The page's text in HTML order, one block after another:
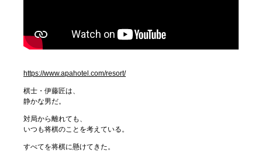
https://www.apahotel.com/resort/
棋士・伊藤匠は、
静かな男だ。
対局から離れても、
いつも将棋のことを考えている。
すべてを将棋に懸けてきた。